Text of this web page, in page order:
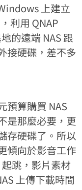
上建立
利用 QNAP
的遠端 NAS 跟
接硬碟，差不多
預算購買 NAS
是那麼必要，更
存硬碟了。所以
傾向於影音工作
跳，影片素材
上傳下載時間